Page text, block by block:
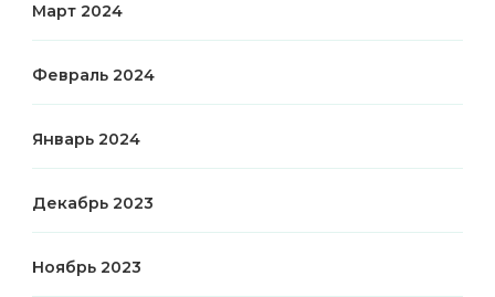
Март 2024
Февраль 2024
Январь 2024
Декабрь 2023
Ноябрь 2023